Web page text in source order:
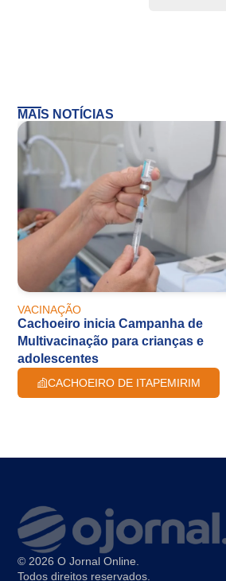
MAIS NOTÍCIAS
VACINAÇÃO
Cachoeiro inicia Campanha de
Multivacinação para crianças e
adolescentes
CACHOEIRO DE ITAPEMIRIM
© 2026 O Jornal Online.
Todos direitos reservados.